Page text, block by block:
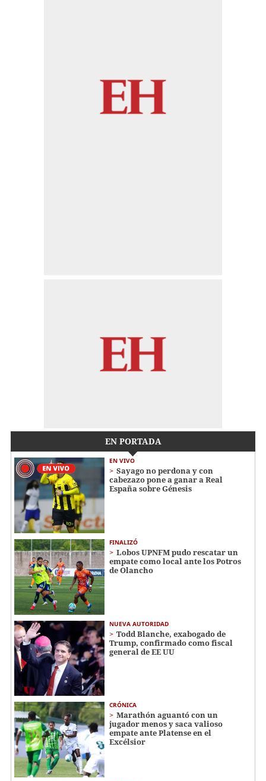
EN PORTADA
EN VIVO
Sayago no perdona y con
cabezazo pone a ganar a Real
España sobre Génesis
FINALIZÓ
Lobos UPNFM pudo rescatar un
empate como local ante los Potros
de Olancho
NUEVA AUTORIDAD
Todd Blanche, exabogado de
Trump, confirmado como fiscal
general de EE UU
CRÓNICA
Marathón aguantó con un
jugador menos y saca valioso
empate ante Platense en el
Excélsior